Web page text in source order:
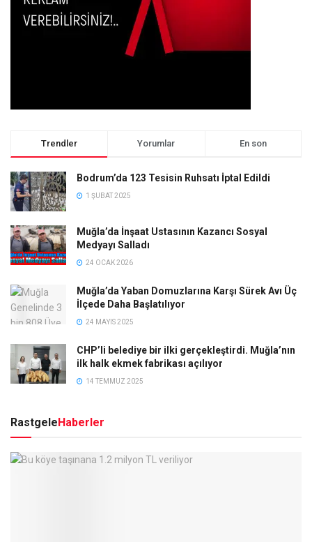
Trendler Yorumlar En son
Bodrum’da 123 Tesisin Ruhsatı İptal Edildi
1 ŞUBAT 2025
Muğla’da İnşaat Ustasının Kazancı Sosyal
Medyayı Salladı
24 OCAK 2026
Muğla’da Yaban Domuzlarına Karşı Sürek Avı Üç
İlçede Daha Başlatılıyor
24 MAYIS 2025
CHP’li belediye bir ilki gerçekleştirdi. Muğla’nın
ilk halk ekmek fabrikası açılıyor
14 TEMMUZ 2025
RastgeleHaberler